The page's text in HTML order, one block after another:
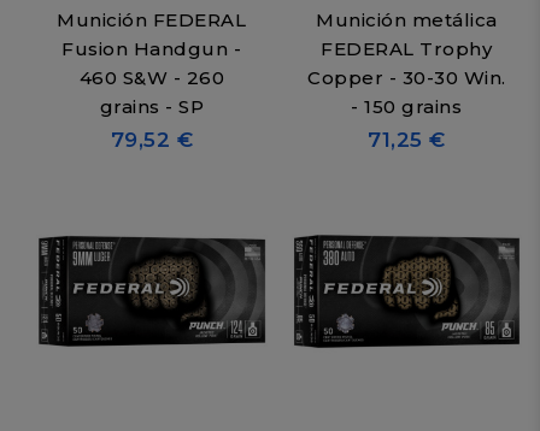
Munición FEDERAL
Fusion Handgun -
460 S&W - 260
grains - SP
79,52 €
Munición metálica
FEDERAL Trophy
Copper - 30-30 Win.
- 150 grains
71,25 €